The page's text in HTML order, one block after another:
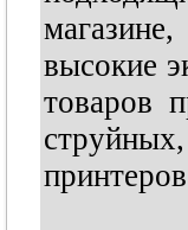
высокие
товаров